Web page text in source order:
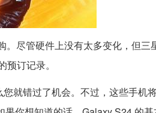
尽管硬件上没有太多变化，但三
订记录。
就错过了机会。不过，这些手机